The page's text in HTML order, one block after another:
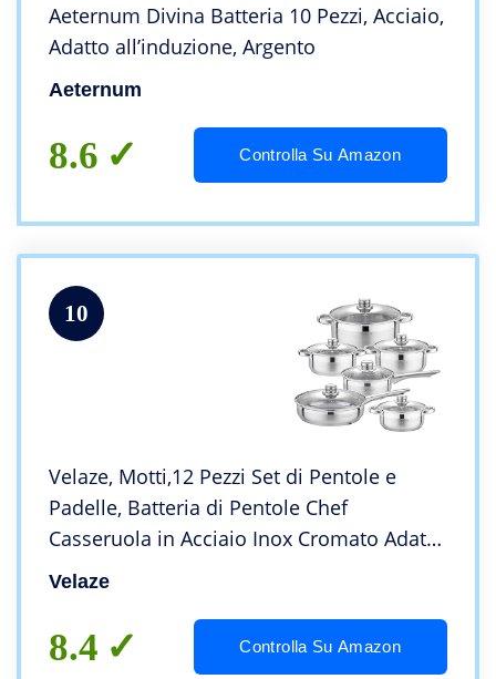
Aeternum Divina Batteria 10 Pezzi, Acciaio,
Adatto all’induzione, Argento
Aeternum
8.6 Controlla Su Amazon
10
Velaze, Motti,12 Pezzi Set di Pentole e
Padelle, Batteria di Pentole Chef
Casseruola in Acciaio Inox Cromato Adatto
per Piastre a Induzione, Coperchio in
Velaze
8.4 Controlla Su Amazon